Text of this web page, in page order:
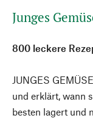
Junges
800 leckere
JUNGES
und erklärt, wann
besten lagert und